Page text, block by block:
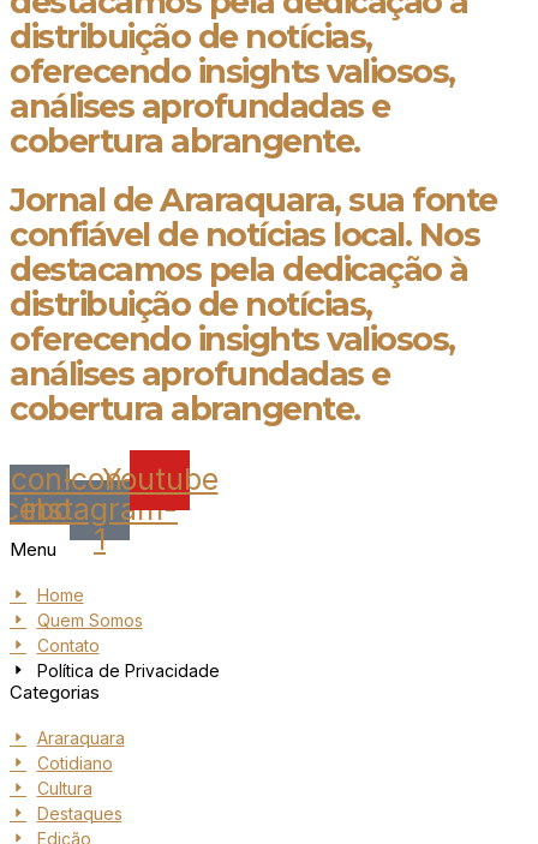
distribuição de notícias,
oferecendo insights valiosos,
análises aprofundadas e
cobertura abrangente.
Jornal de Araraquara, sua fonte
confiável de notícias local. Nos
destacamos pela dedicação à
distribuição de notícias,
oferecendo insights valiosos,
análises aprofundadas e
cobertura abrangente.
Icon-Icon-
instagram-
1
Youtube
Menu
Home
Quem Somos
Contato
Política de Privacidade
Categorias
Araraquara
Cotidiano
Cultura
Destaques
Edição